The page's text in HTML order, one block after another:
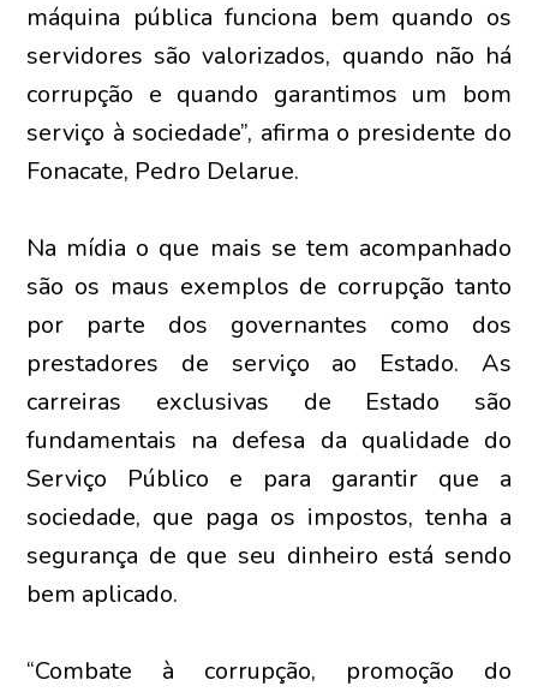
máquina pública funciona bem quando os
servidores são valorizados, quando não há
corrupção e quando garantimos um bom
serviço à sociedade”, afirma o presidente do
Fonacate, Pedro Delarue.
Na mídia o que mais se tem acompanhado
são os maus exemplos de corrupção tanto
por parte dos governantes como dos
prestadores de serviço ao Estado. As
carreiras exclusivas de Estado são
fundamentais na defesa da qualidade do
Serviço Público e para garantir que a
sociedade, que paga os impostos, tenha a
segurança de que seu dinheiro está sendo
bem aplicado.
“Combate à corrupção, promoção do